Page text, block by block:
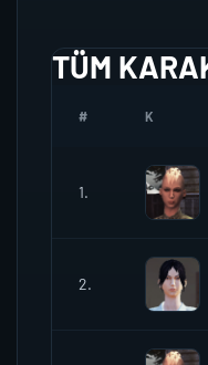
TÜM
# K
1.
2.